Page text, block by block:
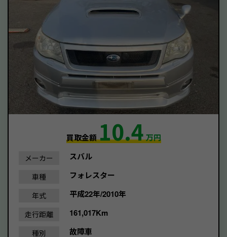
買取金額10.4万円
メーカー スバル
車種 フォレスター
年式 平成22年/2010年
走行距離 161,017Km
種別 故障車